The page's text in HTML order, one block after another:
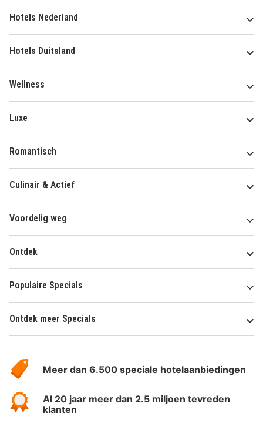
Hotels Nederland
Hotels Duitsland
Wellness
Luxe
Romantisch
Culinair & Actief
Voordelig weg
Ontdek
Populaire Specials
Ontdek meer Specials
HotelSpecials
Meer dan 6.500 speciale hotelaanbiedingen
Al 20 jaar meer dan 2.5 miljoen tevreden
klanten